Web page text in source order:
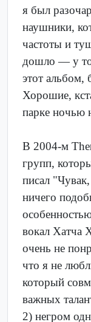
я был
наушники,
частоты и
дошло — у
этот альбом,
Хорошие,
парке ночью
В 2004-м
групп,
писал
ничего
вокал Хатча
очень не
что я не
который
важных
2) негром